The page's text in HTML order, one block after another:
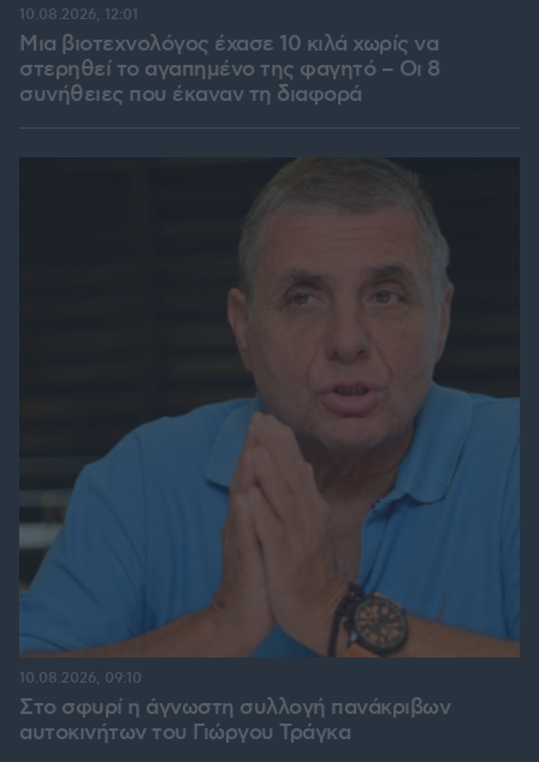
Μια βιοτεχνολόγος έχασε 10 κιλά χωρίς να
στερηθεί το αγαπημένο της φαγητό – Οι 8
συνήθειες που έκαναν τη διαφορά
10.08.2026, 12:01
Στο σφυρί η άγνωστη συλλογή πανάκριβων
αυτοκινήτων του Γιώργου Τράγκα
10.08.2026, 09:10